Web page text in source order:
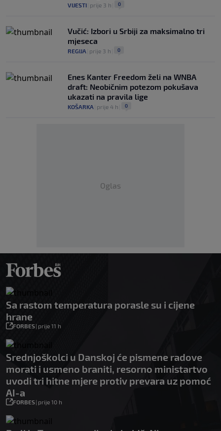
VIJESTI prije 3 h 0
Vučić: Izbori u Srbiji za maksimalno tri
mjeseca
REGIJA prije 3 h 0
Enes Kanter Freedom želi na WNBA
draft: Neobičnim potezom pokušava
ukazati na pravila lige
KOŠARKA prije 4 h 0
Oglas
Sa rastom temperatura porasle su i cijene
hrane
FORBES| prije 11 h
Srednjoškolci u Danskoj će pismene radove
morati i usmeno braniti, resorno ministartvo
uvodi tri hitne mjere protiv prevara uz pomoć
AI-a
FORBES| prije 10 h